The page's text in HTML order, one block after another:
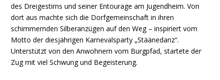
des Dreigestirns und seiner Entourage am Jugendheim. Von
dort aus machte sich die Dorfgemeinschaft in ihren
schimmernden Silberanzügen auf den Weg – inspiriert vom
Motto der diesjährigen Karnevalsparty „Stäänedanz“.
Unterstützt von den Anwohnern vom Burgpfad, startete der
Zug mit viel Schwung und Begeisterung.